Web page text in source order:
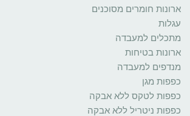
ארונות חומרים מסוכנים
עגלות
מתכלים למעבדה
ארונות בטיחות
מנדפים למעבדה
כפפות מגן
כפפות לטקס ללא אבקה
כפפות ניטריל ללא אבקה